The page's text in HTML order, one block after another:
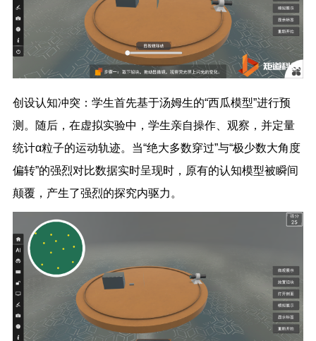
创设认知冲突：学生首先基于汤姆生的“西瓜模型”进行预
测。随后，在虚拟实验中，学生亲自操作、观察，并定量
统计α粒子的运动轨迹。当“绝大多数穿过”与“极少数大角度
偏转”的强烈对比数据实时呈现时，原有的认知模型被瞬间
颠覆，产生了强烈的探究内驱力。